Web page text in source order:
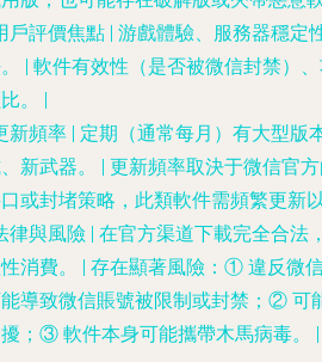
戶評價焦點 | 游戲體驗、服務器穩定
| 軟件有效性（是否被微信封禁）
。 |
新頻率 | 定期（通常每月）有大型版
新武器。 | 更新頻率取決于微信官
或封堵策略，此類軟件需頻繁更新以
律與風險 | 在官方渠道下載完全合法
消費。 | 存在顯著風險 ：① 違反微
導致微信賬號被限制或封禁；② 可
；③ 軟件本身可能攜帶木馬病毒。 |